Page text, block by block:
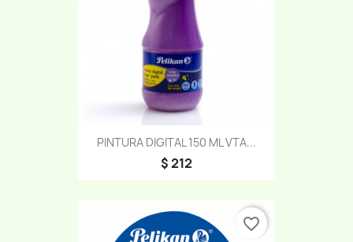
PINTURA DIGITAL 150 ML VTA...
$ 212
favorite_border